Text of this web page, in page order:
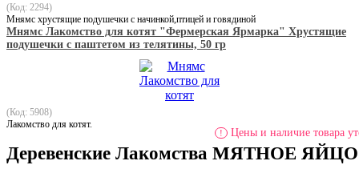
(Код: 2294)
Мнямс хрустящие подушечки с начинкой,птицей и говядиной
Мнямс Лакомство для котят "Фермерская Ярмарка" Хрустящие
подушечки с паштетом из телятины, 50 гр
(Код: 5908)
Лакомство для котят.
! Цены и наличие товара
Деревенские Лакомства МЯТНОЕ